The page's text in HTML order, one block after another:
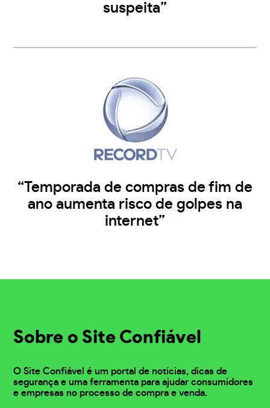
suspeita”
“Temporada de compras de fim de
ano aumenta risco de golpes na
internet”
Sobre o Site Confiável
O Site Confiável é um portal de notícias, dicas de
segurança e uma ferramenta para ajudar consumidores
e empresas no processo de compra e venda.